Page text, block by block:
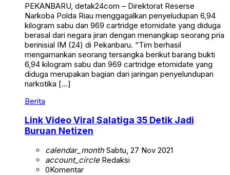
PEKANBARU, detak24com – Direktorat Reserse
Narkoba Polda Riau menggagalkan penyeludupan 6,94
kilogram sabu dan 969 cartridge etomidate yang diduga
berasal dari negara jiran dengan menangkap seorang pria
berinisial IM (24) di Pekanbaru. “Tim berhasil
mengamankan seorang tersangka berikut barang bukti
6,94 kilogram sabu dan 969 cartridge etomidate yang
diduga merupakan bagian dari jaringan penyelundupan
narkotika […]
Berita
Link Video Viral Salatiga 35 Detik Jadi
Buruan Netizen
calendar_monthSabtu, 27 Nov 2021
account_circleRedaksi
0Komentar